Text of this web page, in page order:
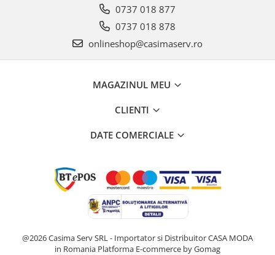
0737 018 877
0737 018 878
onlineshop@casimaserv.ro
MAGAZINUL MEU
CLIENTI
DATE COMERCIALE
@2026 Casima Serv SRL - Importator si Distribuitor CASA MODA
in Romania Platforma E-commerce by Gomag